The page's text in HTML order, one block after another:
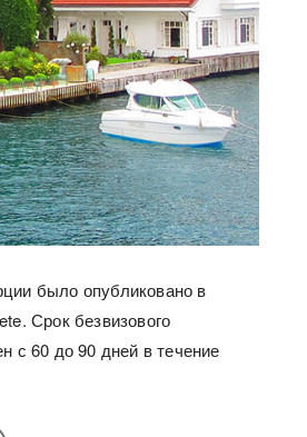
было опубликовано в
Срок безвизового
с 60 до 90 дней в течение